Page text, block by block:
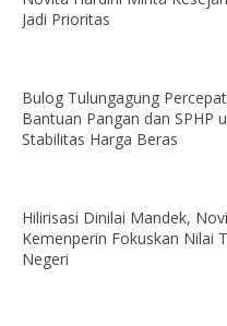
Jadi Prioritas
Bulog Tulungagung
Bantuan Pangan dan SPHP
Stabilitas Harga Beras
Hilirisasi Dinilai Mandek,
Kemenperin Fokuskan Nilai
Negeri